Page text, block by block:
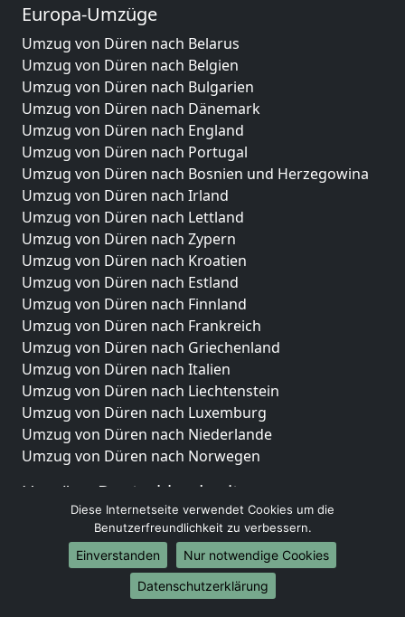
Europa-Umzüge
Umzug von Düren nach Belarus
Umzug von Düren nach Belgien
Umzug von Düren nach Bulgarien
Umzug von Düren nach Dänemark
Umzug von Düren nach England
Umzug von Düren nach Portugal
Umzug von Düren nach Bosnien und Herzegowina
Umzug von Düren nach Irland
Umzug von Düren nach Lettland
Umzug von Düren nach Zypern
Umzug von Düren nach Kroatien
Umzug von Düren nach Estland
Umzug von Düren nach Finnland
Umzug von Düren nach Frankreich
Umzug von Düren nach Griechenland
Umzug von Düren nach Italien
Umzug von Düren nach Liechtenstein
Umzug von Düren nach Luxemburg
Umzug von Düren nach Niederlande
Umzug von Düren nach Norwegen
Umzüge-Deutschlandweit
Umzug von Düren nach Berlin
Umzug von Düren nach Hamburg
Umzug von Düren nach München
Umzug von Düren nach Köln
Diese Internetseite verwendet Cookies um die
Benutzerfreundlichkeit zu verbessern.
Einverstanden
Nur notwendige Cookies
Datenschutzerklärung